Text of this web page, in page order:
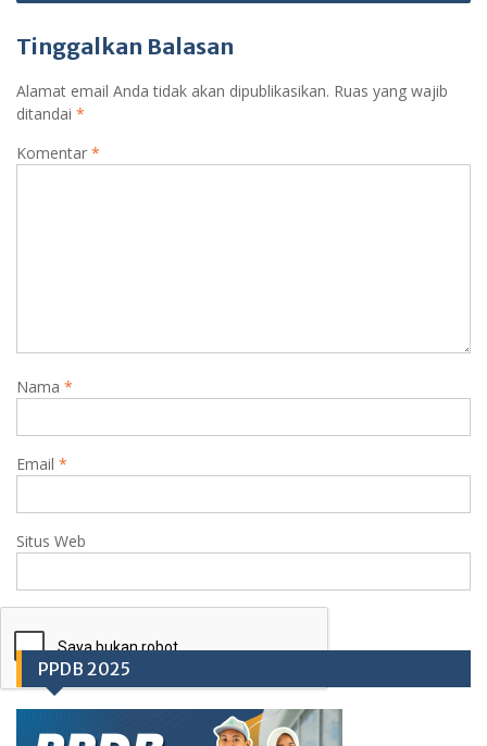
Tinggalkan Balasan
Alamat email Anda tidak akan dipublikasikan. Ruas yang wajib
ditandai *
Komentar *
Nama *
Email *
Situs Web
PPDB 2025